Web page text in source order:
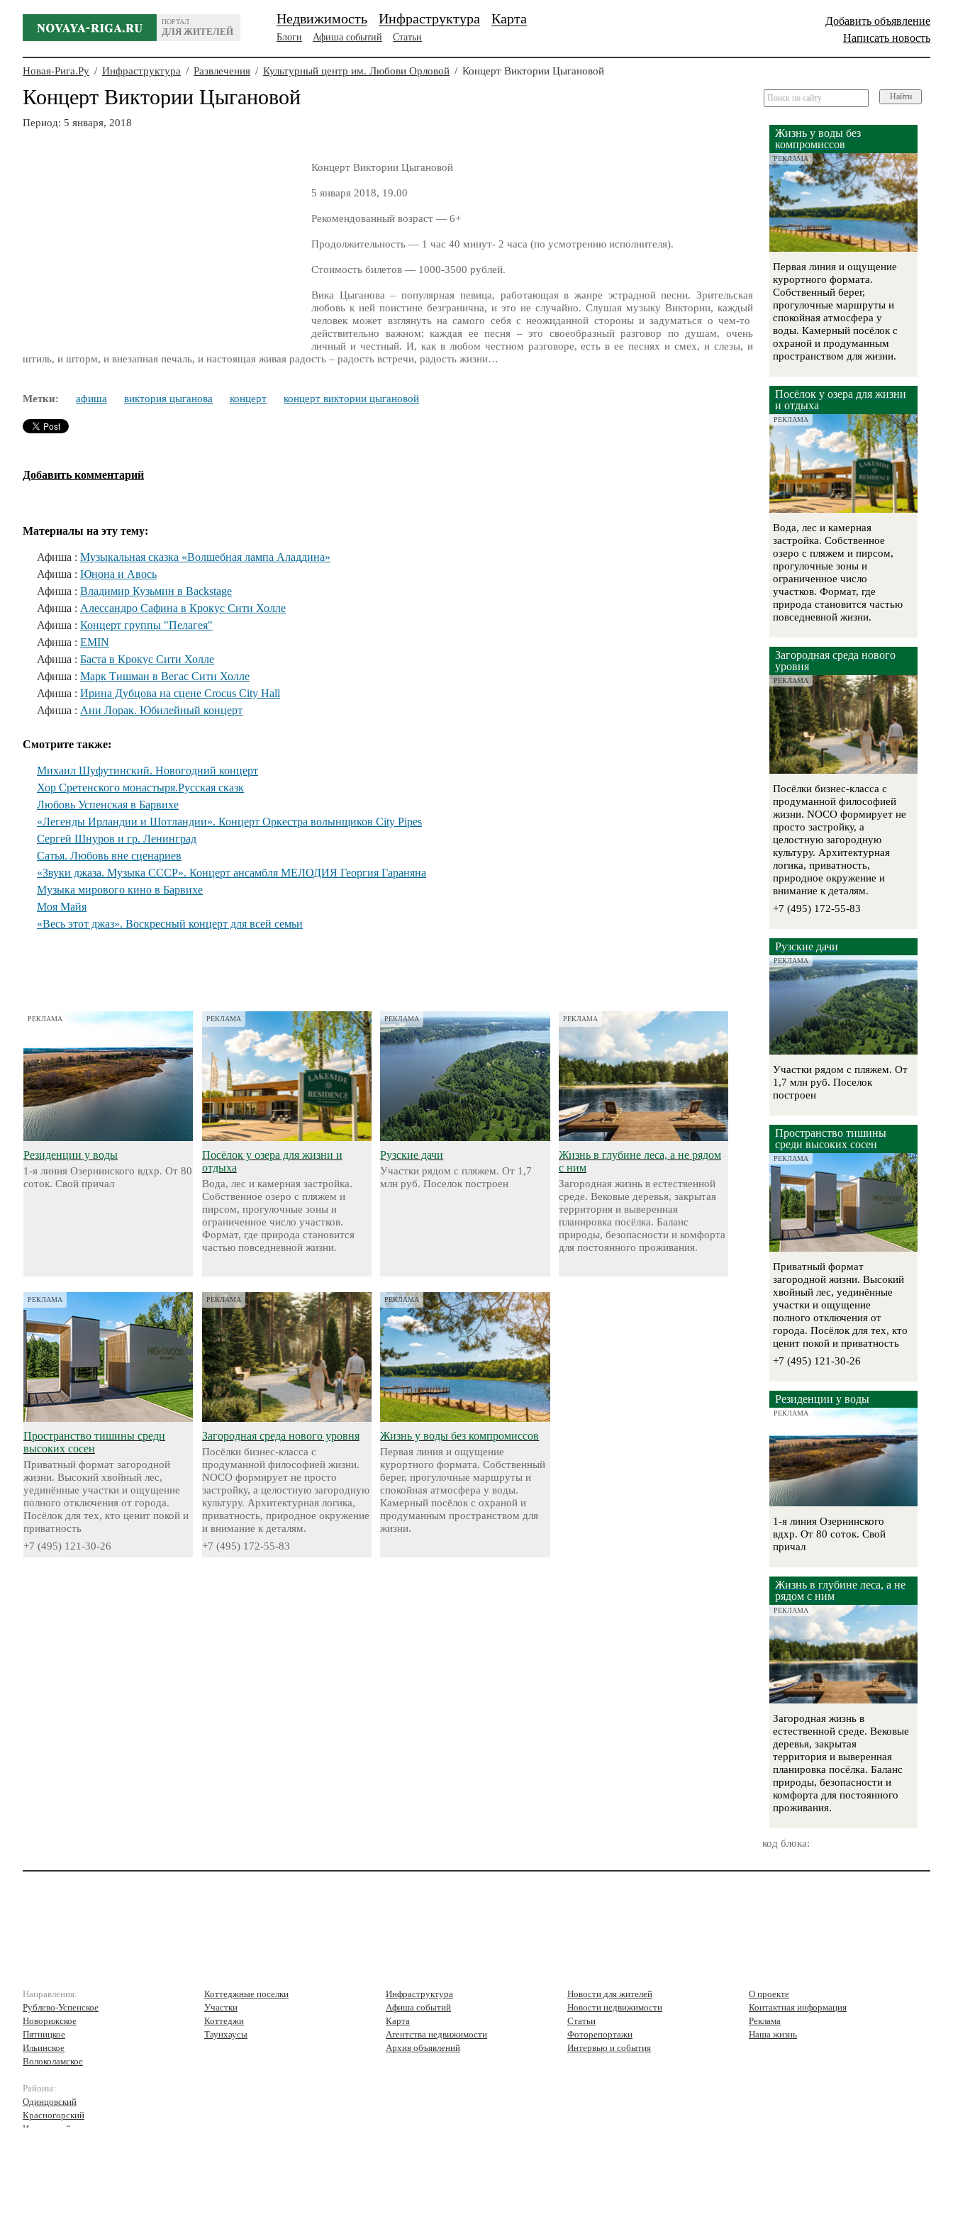
ПОРТАЛ
ДЛЯ ЖИТЕЛЕЙ
Добавить объявление
Написать новость
Недвижимость Инфраструктура Карта
Блоги Афиша событий Статьи
Новая-Рига.Ру / Инфраструктура / Развлечения / Культурный центр им. Любови Орловой / Концерт Виктории Цыгановой
Концерт Виктории Цыгановой
Период: 5 января, 2018
Концерт Виктории Цыгановой
5 января 2018, 19.00
Рекомендованный возраст — 6+
Продолжительность — 1 час 40 минут- 2 часа (по усмотрению исполнителя).
Стоимость билетов — 1000-3500 рублей.
Вика Цыганова – популярная певица, работающая в жанре эстрадной песни. Зрительская
любовь к ней поистине безгранична, и это не случайно. Слушая музыку Виктории, каждый
человек может взглянуть на самого себя с неожиданной стороны и задуматься о чем-то
действительно важном; каждая ее песня – это своеобразный разговор по душам, очень
личный и честный. И, как в любом честном разговоре, есть в ее песнях и смех, и слезы, и
штиль, и шторм, и внезапная печаль, и настоящая живая радость – радость встречи, радость жизни…
Метки: афиша виктория цыганова концерт концерт виктории цыгановой
Добавить комментарий
Материалы на эту тему:
Афиша : Музыкальная сказка «Волшебная лампа Аладдина»
Афиша : Юнона и Авось
Афиша : Владимир Кузьмин в Backstage
Афиша : Алессандро Сафина в Крокус Сити Холле
Афиша : Концерт группы "Пелагея"
Афиша : EMIN
Афиша : Баста в Крокус Сити Холле
Афиша : Марк Тишман в Вегас Сити Холле
Афиша : Ирина Дубцова на сцене Crocus City Hall
Афиша : Ани Лорак. Юбилейный концерт
Смотрите также:
Михаил Шуфутинский. Новогодний концерт
Хор Сретенского монастыря.Русская сказк
Любовь Успенская в Барвихе
«Легенды Ирландии и Шотландии». Концерт Оркестра волынщиков City Pipes
Сергей Шнуров и гр. Ленинград
Сатья. Любовь вне сценариев
«Звуки джаза. Музыка СССР». Концерт ансамбля МЕЛОДИЯ Георгия Гараняна
Музыка мирового кино в Барвихе
Моя Майя
«Весь этот джаз». Воскресный концерт для всей семьи
РЕКЛАМА
Резиденции у воды
1-я линия Озернинского вдхр. От 80
соток. Свой причал
РЕКЛАМА
Посёлок у озера для жизни и
отдыха
Вода, лес и камерная застройка.
Собственное озеро с пляжем и
пирсом, прогулочные зоны и
ограниченное число участков.
Формат, где природа становится
частью повседневной жизни.
РЕКЛАМА
Рузские дачи
Участки рядом с пляжем. От 1,7
млн руб. Поселок построен
РЕКЛАМА
Жизнь в глубине леса, а не рядом
с ним
Загородная жизнь в естественной
среде. Вековые деревья, закрытая
территория и выверенная
планировка посёлка. Баланс
природы, безопасности и комфорта
для постоянного проживания.
РЕКЛАМА
Пространство тишины среди
высоких сосен
Приватный формат загородной
жизни. Высокий хвойный лес,
уединённые участки и ощущение
полного отключения от города.
Посёлок для тех, кто ценит покой и
приватность
+7 (495) 121-30-26
РЕКЛАМА
Загородная среда нового уровня
Посёлки бизнес-класса с
продуманной философией жизни.
NOCO формирует не просто
застройку, а целостную загородную
культуру. Архитектурная логика,
приватность, природное окружение
и внимание к деталям.
+7 (495) 172-55-83
РЕКЛАМА
Жизнь у воды без компромиссов
Первая линия и ощущение
курортного формата. Собственный
берег, прогулочные маршруты и
спокойная атмосфера у воды.
Камерный посёлок с охраной и
продуманным пространством для
жизни.
Найти
Жизнь у воды без
компромиссов
РЕКЛАМА
Первая линия и ощущение
курортного формата.
Собственный берег,
прогулочные маршруты и
спокойная атмосфера у
воды. Камерный посёлок с
охраной и продуманным
пространством для жизни.
Посёлок у озера для жизни
и отдыха
РЕКЛАМА
Вода, лес и камерная
застройка. Собственное
озеро с пляжем и пирсом,
прогулочные зоны и
ограниченное число
участков. Формат, где
природа становится частью
повседневной жизни.
Загородная среда нового
уровня
РЕКЛАМА
Посёлки бизнес-класса с
продуманной философией
жизни. NOCO формирует не
просто застройку, а
целостную загородную
культуру. Архитектурная
логика, приватность,
природное окружение и
внимание к деталям.
+7 (495) 172-55-83
Рузские дачи
РЕКЛАМА
Участки рядом с пляжем. От
1,7 млн руб. Поселок
построен
Пространство тишины
среди высоких сосен
РЕКЛАМА
Приватный формат
загородной жизни. Высокий
хвойный лес, уединённые
участки и ощущение
полного отключения от
города. Посёлок для тех, кто
ценит покой и приватность
+7 (495) 121-30-26
Резиденции у воды
РЕКЛАМА
1-я линия Озернинского
вдхр. От 80 соток. Свой
причал
Жизнь в глубине леса, а не
рядом с ним
РЕКЛАМА
Загородная жизнь в
естественной среде. Вековые
деревья, закрытая
территория и выверенная
планировка посёлка. Баланс
природы, безопасности и
комфорта для постоянного
проживания.
код блока:
Направления:
Рублево-Успенское
Новорижское
Пятницкое
Ильинское
Волоколамское
Районы:
Одинцовский
Красногорский
Истринский
Коттеджные поселки
Участки
Коттеджи
Таунхаусы
Инфраструктура
Афиша событий
Карта
Агентства недвижимости
Архив объявлений
Новости для жителей
Новости недвижимости
Статьи
Фоторепортажи
Интервью и события
О проекте
Контактная информация
Реклама
Наша жизнь